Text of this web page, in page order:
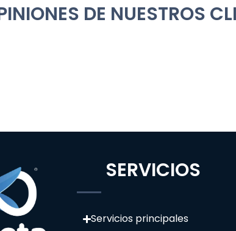
DE NUESTROS
SERVICIOS
Servicios principales